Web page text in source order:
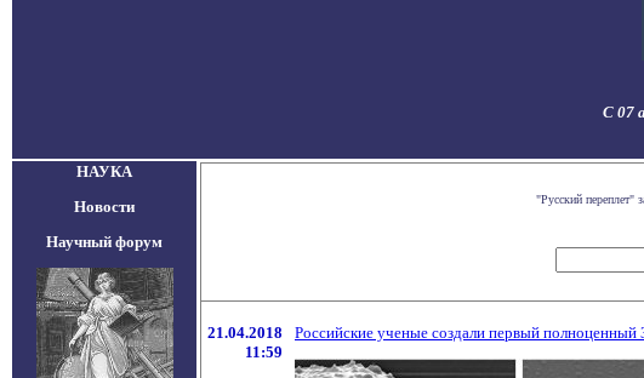
С 07
НАУКА
Новости
Научный форум
"Русский переплет"
21.04.2018
11:59
Российские ученые создали первый